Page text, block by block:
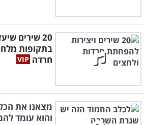
20 שירים
בתקופות
חרדה
מצאנו את
והוא עומד